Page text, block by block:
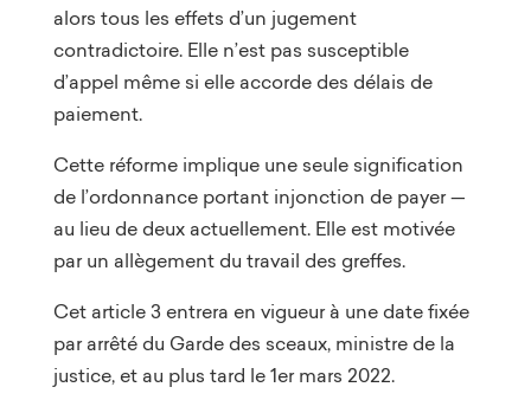
alors tous les effets d’un jugement
contradictoire. Elle n’est pas susceptible
d’appel même si elle accorde des délais de
paiement.
Cette réforme implique une seule signification
de l’ordonnance portant injonction de payer —
au lieu de deux actuellement. Elle est motivée
par un allègement du travail des greffes.
Cet article 3 entrera en vigueur à une date fixée
par arrêté du Garde des sceaux, ministre de la
justice, et au plus tard le 1er mars 2022.